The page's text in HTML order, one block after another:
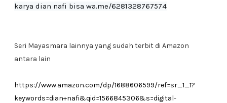
karya dian nafi bisa wa.me/6281328767574
Seri Mayasmara lainnya yang sudah terbit di Amazon
antara lain
https://www.amazon.com/dp/1688606599/ref=sr_1_1?
keywords=dian+nafi&qid=1566845306&s=digital-